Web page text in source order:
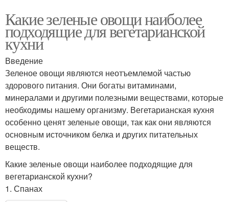
Какие зеленые овощи наиболее
подходящие для вегетарианской
кухни
Введение
Зеленое овощи являются неотъемлемой частью
здорового питания. Они богаты витаминами,
минералами и другими полезными веществами, которые
необходимы нашему организму. Вегетарианская кухня
особенно ценят зеленые овощи, так как они являются
основным источником белка и других питательных
веществ.
Какие зеленые овощи наиболее подходящие для
вегетарианской кухни?
1. Спанах